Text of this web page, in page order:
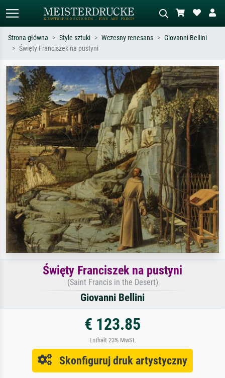
Szukaj wg artysty, tytułu lub stylu – np.
Monet, Gwiaździsta noc,
impresjonizm, fala Hokusaia, akt.
Opisz scenę – np. zielona łąka,
abstrakcja z czerwienią, ciemny olej,
stojący akt obok drzewa.
Strona główna Style sztuki Wczesny renesans
Giovanni Bellini
Święty Franciszek na pustyni
Święty Franciszek na pustyni
(Saint Francis in the Desert)
Giovanni Bellini
€ 123.85
Enthält 23% MwSt.
Skonfiguruj druk artystyczny